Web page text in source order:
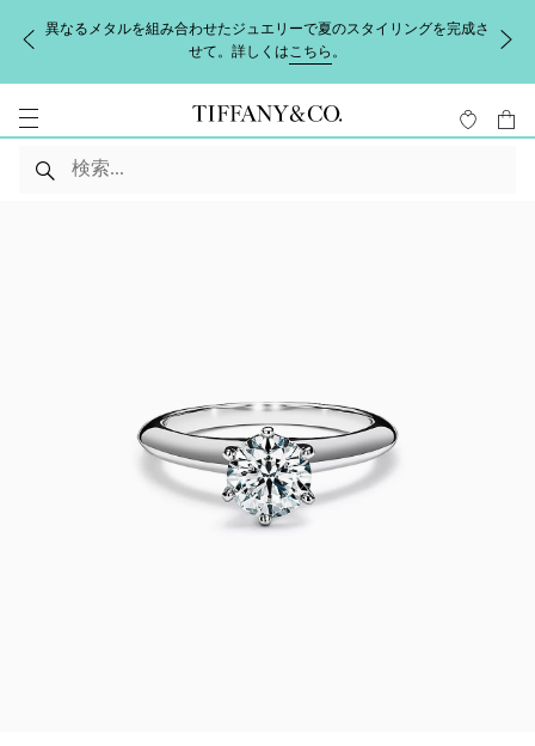
異なるメタルを組み合わせたジュエリーで夏のスタイリングを完成さ
せて。詳しくはこちら 。